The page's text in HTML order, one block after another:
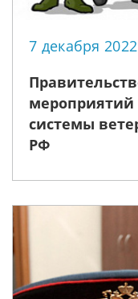
7 декабря 2022
системы
РФ